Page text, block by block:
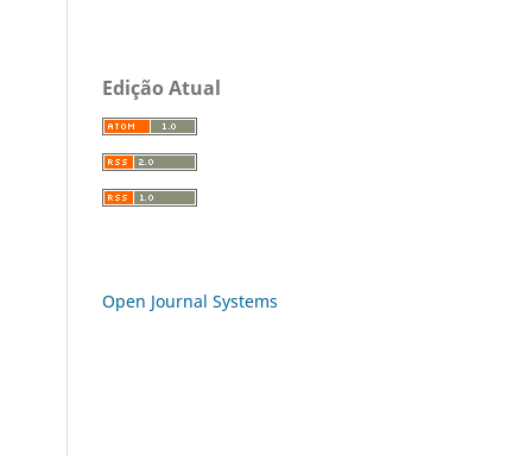
Edição Atual
Open Journal Systems